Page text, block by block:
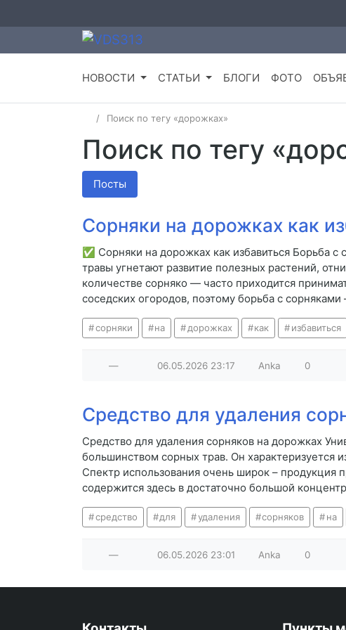
НОВОСТИ СТАТЬИ БЛОГИ ФОТО
Поиск по тегу «дорожках»
Поиск по тегу
Посты
Сорняки на дорожках как
✅ Сорняки на дорожках как избавиться Борьба
травы угнетают развитие полезных растений,
количестве сорняко — часто приходится
соседских огородов, поэтому борьба с
сорняки на дорожках как избавиться
— 06.05.2026 23:17 Anka 0
Средство для удаления
Средство для удаления сорняков на дорожках
большинством сорных трав. Он характеризуется
Спектр использования очень широк – продукция
содержится здесь в достаточно большой
средство для удаления сорняков на
— 06.05.2026 23:01 Anka 0